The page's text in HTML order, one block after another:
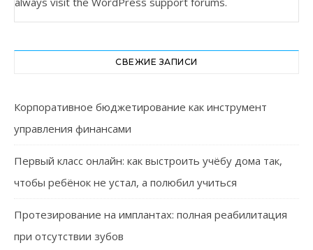
СВЕЖИЕ ЗАПИСИ
Корпоративное бюджетирование как инструмент
управления финансами
Первый класс онлайн: как выстроить учёбу дома так,
чтобы ребёнок не устал, а полюбил учиться
Протезирование на имплантах: полная реабилитация
при отсутствии зубов